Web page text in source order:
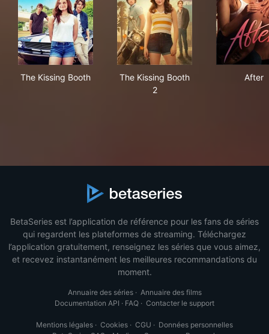
The Kissing Booth
The Kissing Booth
2
After
BetaSeries est l’application de référence pour les fans de séries
qui regardent les plateformes de streaming. Téléchargez
l’application gratuitement, renseignez les séries que vous aimez,
et recevez instantanément les meilleures recommandations du
moment.
Annuaire des séries· Annuaire des films
Documentation API · FAQ · Contacter le support
Mentions légales · Cookies · CGU · Données personnelles